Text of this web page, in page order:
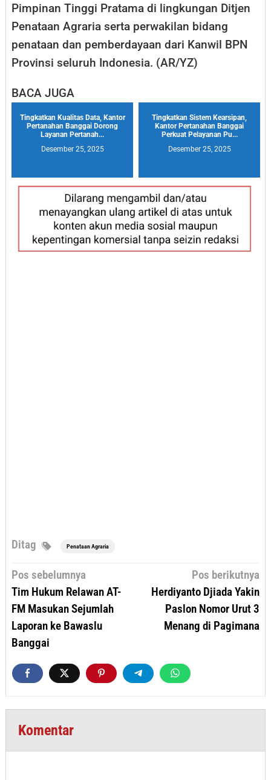
Pimpinan Tinggi Pratama di lingkungan Ditjen
Penataan Agraria serta perwakilan bidang
penataan dan pemberdayaan dari Kanwil BPN
Provinsi seluruh Indonesia. (AR/YZ)
BACA JUGA
Tingkatkan Kualitas Data, Kantor
Pertanahan Banggai Dorong
Layanan Pertanah...
Desember 25, 2025
Tingkatkan Sistem Kearsipan,
Kantor Pertanahan Banggai
Perkuat Pelayanan Pu...
Desember 25, 2025
Ditag Penataan Agraria
Navigasi
pos
Pos sebelumnya
Tim Hukum Relawan AT-
FM Masukan Sejumlah
Laporan ke Bawaslu
Banggai
Pos berikutnya
Herdiyanto Djiada Yakin
Paslon Nomor Urut 3
Menang di Pagimana
Komentar